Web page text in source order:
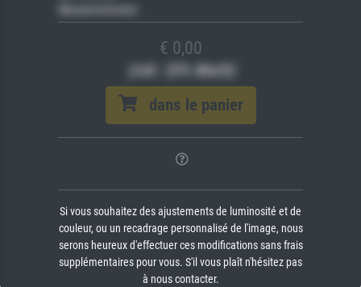
Museumslizenz
€ 0,00
(inkl. 20% MwSt)
dans le panier
Si vous souhaitez des ajustements de luminosité et de
couleur, ou un recadrage personnalisé de l'image, nous
serons heureux d'effectuer ces modifications sans frais
supplémentaires pour vous. S'il vous plaît n'hésitez pas
à nous contacter.